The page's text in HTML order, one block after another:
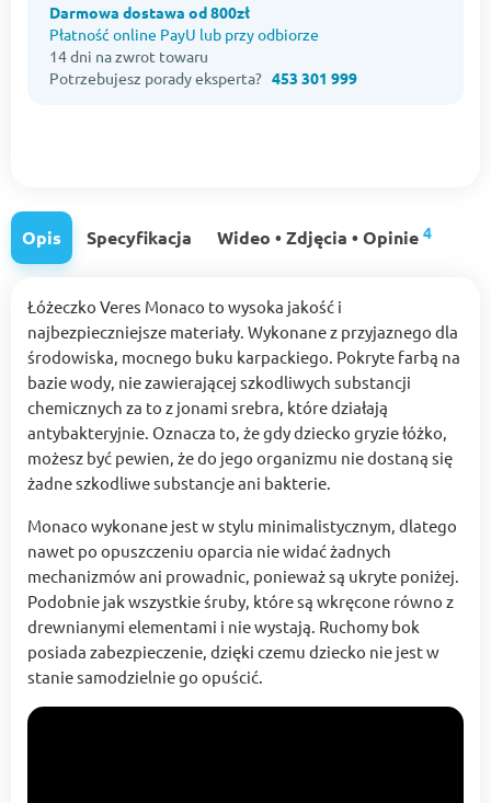
Darmowa dostawa od 800zł
Płatność online PayU lub przy odbiorze
14 dni na zwrot towaru
Potrzebujesz porady eksperta? 453 301 999
Opis Specyfikacja Wideo • Zdjęcia • Opinie 4
Łóżeczko Veres Monaco to wysoka jakość i
najbezpieczniejsze materiały. Wykonane z przyjaznego dla
środowiska, mocnego buku karpackiego. Pokryte farbą na
bazie wody, nie zawierającej szkodliwych substancji
chemicznych za to z jonami srebra, które działają
antybakteryjnie. Oznacza to, że gdy dziecko gryzie łóżko,
możesz być pewien, że do jego organizmu nie dostaną się
żadne szkodliwe substancje ani bakterie.
Monaco wykonane jest w stylu minimalistycznym, dlatego
nawet po opuszczeniu oparcia nie widać żadnych
mechanizmów ani prowadnic, ponieważ są ukryte poniżej.
Podobnie jak wszystkie śruby, które są wkręcone równo z
drewnianymi elementami i nie wystają. Ruchomy bok
posiada zabezpieczenie, dzięki czemu dziecko nie jest w
stanie samodzielnie go opuścić.